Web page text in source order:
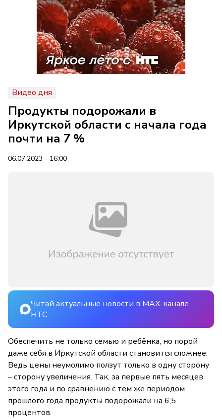
Видео дня
Продукты подорожали в
Иркутской области с начала года
почти на 7 %
06.07.2023 - 16:00
Читай актуальные новости в MAX-канале
НТС
Обеспечить не только семью и ребёнка, но порой
даже себя в Иркутской области становится сложнее.
Ведь цены неумолимо ползут только в одну сторону
– сторону увеличения. Так, за первые пять месяцев
этого года и по сравнению с тем же периодом
прошлого года продукты подорожали на 6,5
процентов.